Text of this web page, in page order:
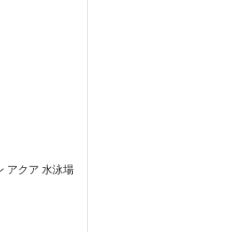
アクア 水泳場